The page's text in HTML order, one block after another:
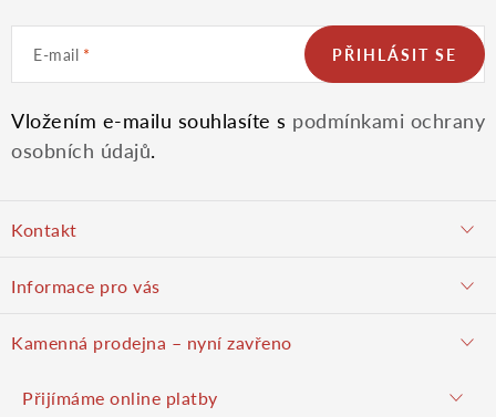
E-mail
Vložením e-mailu souhlasíte s podmínkami ochrany
osobních údajů.
PŘIHLÁSIT SE
p
Kontakt
Informace pro vás
Kamenná prodejna – nyní zavřeno
Přijímáme online platby